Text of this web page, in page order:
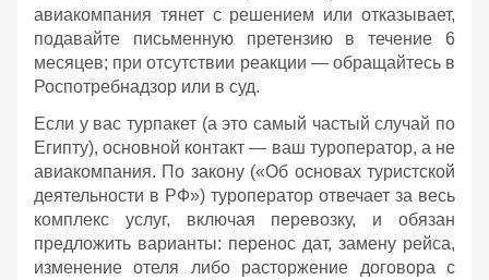
авиакомпания тянет с решением или отказывает,
подавайте письменную претензию в течение 6
месяцев; при отсутствии реакции — обращайтесь в
Роспотребнадзор или в суд.
Если у вас турпакет (а это самый частый случай по
Египту), основной контакт — ваш туроператор, а не
авиакомпания. По закону («Об основах туристской
деятельности в РФ») туроператор отвечает за весь
комплекс услуг, включая перевозку, и обязан
предложить варианты: перенос дат, замену рейса,
изменение отеля либо расторжение договора с